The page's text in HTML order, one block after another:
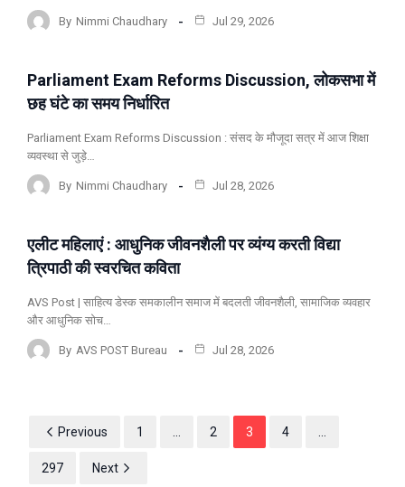
By Nimmi Chaudhary Jul 29, 2026
ताजा खबर मुख्य समाचार समाचार
Parliament Exam Reforms Discussion, लोकसभा में
छह घंटे का समय निर्धारित
Parliament Exam Reforms Discussion : संसद के मौजूदा सत्र में आज शिक्षा
व्यवस्था से जुड़े…
By Nimmi Chaudhary Jul 28, 2026
समाचार
एलीट महिलाएं : आधुनिक जीवनशैली पर व्यंग्य करती विद्या
त्रिपाठी की स्वरचित कविता
AVS Post | साहित्य डेस्क समकालीन समाज में बदलती जीवनशैली, सामाजिक व्यवहार
और आधुनिक सोच…
By AVS POST Bureau Jul 28, 2026
Previous 1 2 3 4
297 Next